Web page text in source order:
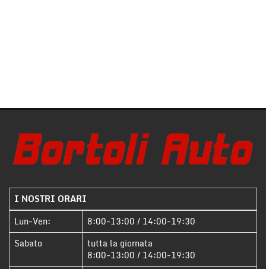
I NOSTRI ORARI
Lun-Ven:
8:00-13:00 / 14:00-19:30
Sabato
tutta la giornata
8:00-13:00 / 14:00-19:30
Salva
impostazioni